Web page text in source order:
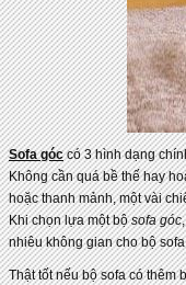
Sofa góccó 3 hình dạng
Không cần quá bề thế hay
hoặc thanh mảnh, một vài
Khi chọn lựa một bộsofa góc
nhiêu không gian cho bộ
Thật tốt nếu bộ sofa có thêm